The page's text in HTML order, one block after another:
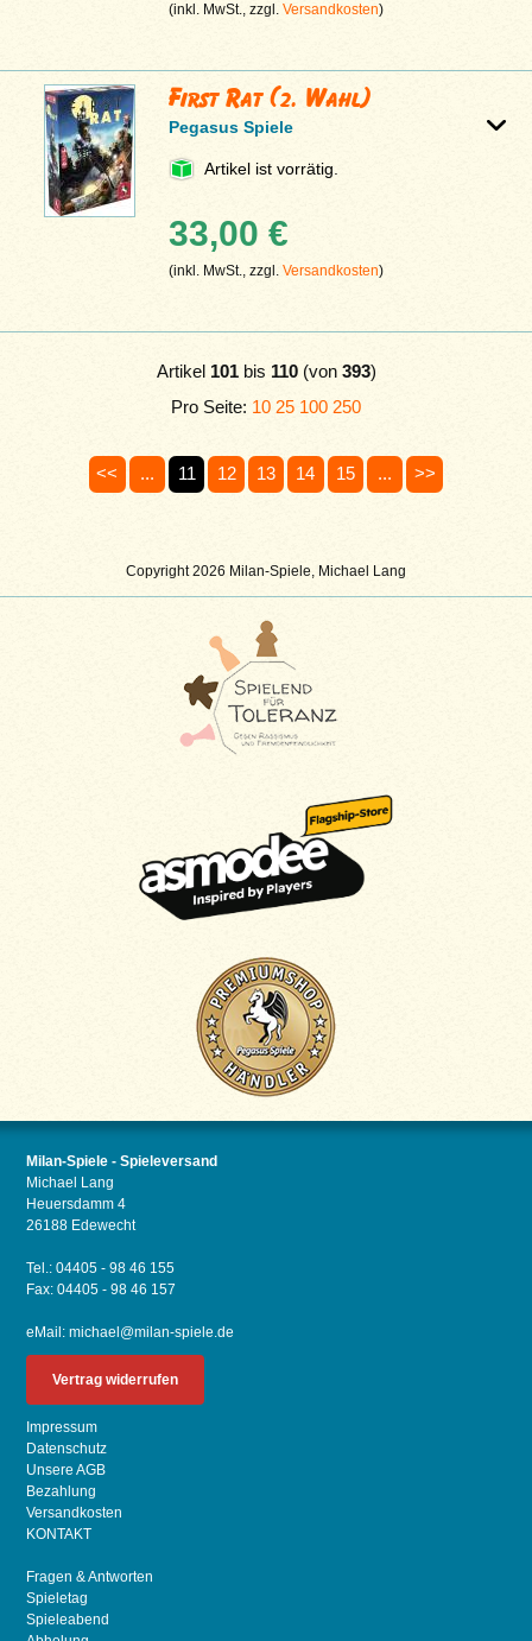
Copyright 2026 Milan-Spiele, Michael Lang
(inkl. MwSt., zzgl.Versandkosten)
First Rat (2. Wahl)
Pegasus Spiele
Artikel ist vorrätig.
33,00 €
(inkl. MwSt., zzgl.Versandkosten)
Artikel 101bis 110(von 393)
Pro Seite: 10 25 100 250
<< ... 11 12 13 14 15 ... >>
Milan-Spiele - Spieleversand
Michael Lang
Heuersdamm 4
26188 Edewecht
Tel.: 04405 - 98 46 155
Fax: 04405 - 98 46 157
eMail:michael@milan-spiele.de
Vertrag widerrufen
Impressum
Datenschutz
Unsere AGB
Bezahlung
Versandkosten
KONTAKT
Fragen & Antworten
Spieletag
Spieleabend